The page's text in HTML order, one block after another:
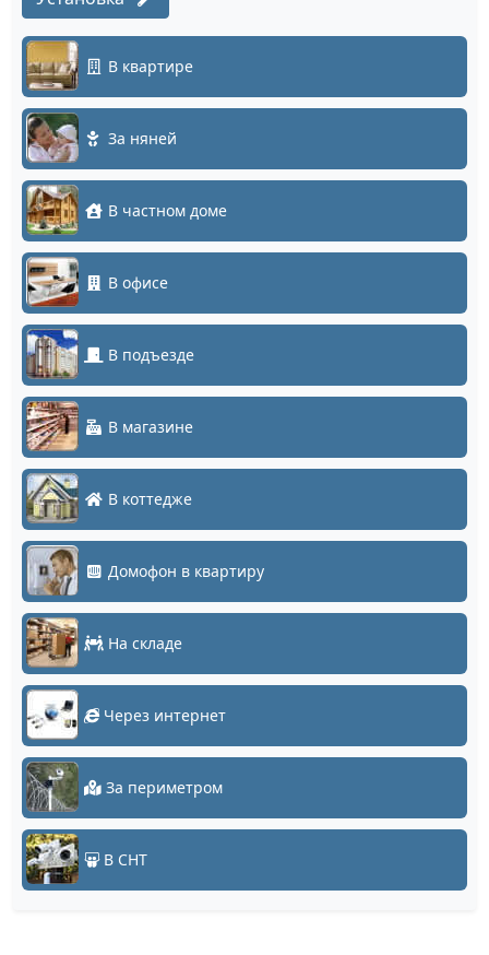
В квартире
За няней
В частном доме
В офисе
В подъезде
В магазине
В коттедже
Домофон в квартиру
На складе
Через интернет
За периметром
В СНТ